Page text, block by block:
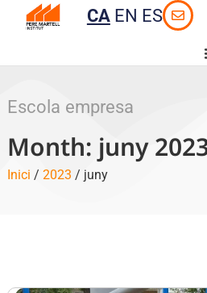
CA EN ES
Escola empresa
Month: juny
Inici / 2023 / juny